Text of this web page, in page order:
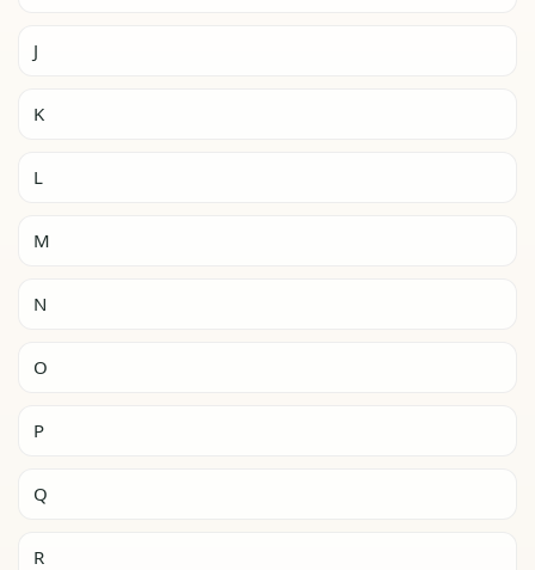
J
K
L
M
N
O
P
Q
R